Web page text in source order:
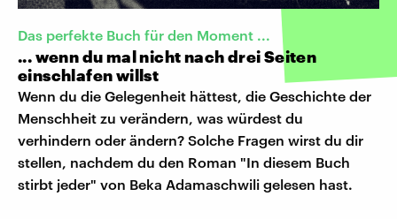
Das perfekte Buch für den Moment ...
... wenn du mal nicht nach drei Seiten
einschlafen willst
Wenn du die Gelegenheit hättest, die Geschichte der
Menschheit zu verändern, was würdest du
verhindern oder ändern? Solche Fragen wirst du dir
stellen, nachdem du den Roman "In diesem Buch
stirbt jeder" von Beka Adamaschwili gelesen hast.